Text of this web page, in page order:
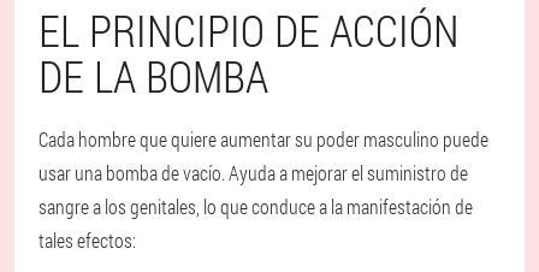
EL PRINCIPIO DE ACCIÓN
DE LA BOMBA
Cada hombre que quiere aumentar su poder masculino puede
usar una bomba de vacío. Ayuda a mejorar el suministro de
sangre a los genitales, lo que conduce a la manifestación de
tales efectos: